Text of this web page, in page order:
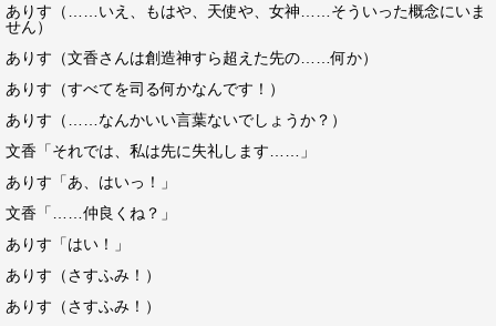
ありす（……いえ、もはや、天使や、女神……そういった概念にいま
せん）
ありす（文香さんは創造神すら超えた先の……何か）
ありす（すべてを司る何かなんです！）
ありす（……なんかいい言葉ないでしょうか？）
文香「それでは、私は先に失礼します……」
ありす「あ、はいっ！」
文香「……仲良くね？」
ありす「はい！」
ありす（さすふみ！）
ありす（さすふみ！）